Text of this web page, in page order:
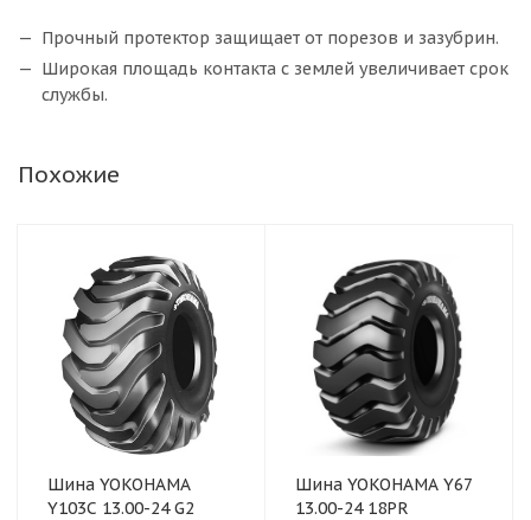
Прочный протектор защищает от порезов и зазубрин.
Широкая площадь контакта с землей увеличивает срок
службы.
Похожие
Шина YOKOHAMA
Y103C 13.00-24 G2
Шина YOKOHAMA Y67
13.00-24 18PR